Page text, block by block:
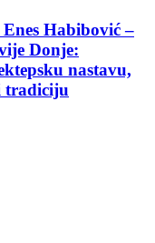
Habibović –
Donje:
nastavu,
tradiciju